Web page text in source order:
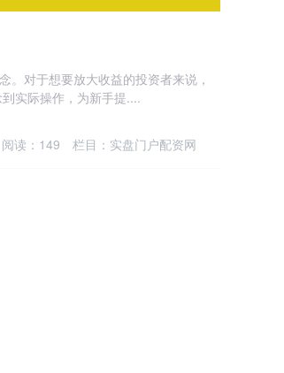
。对于想要放大收益的投资者来说，
实际操作，为新手提....
阅读： 149 栏目： 实盘门户配资网